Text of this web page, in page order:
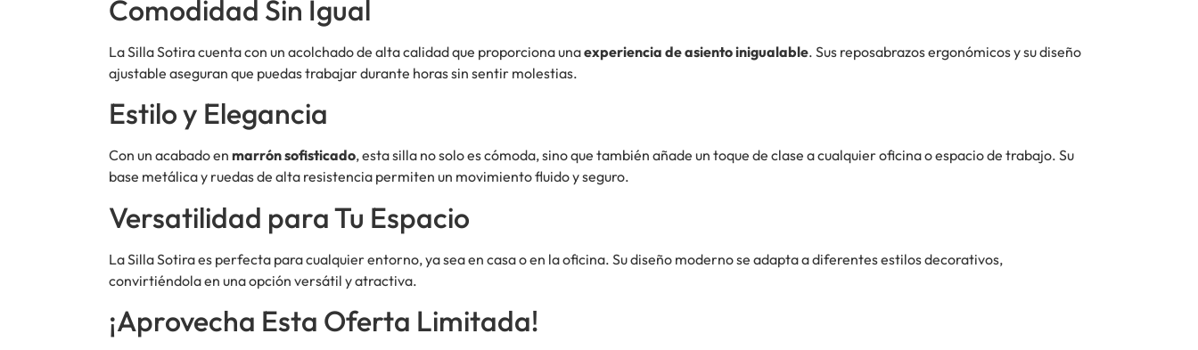
Comodidad Sin Igual
La Silla Sotira cuenta con un acolchado de alta calidad que proporciona unaexperiencia de asiento inigualable. Sus reposabrazos ergonómicos y su diseño
ajustable aseguran que puedas trabajar durante horas sin sentir molestias.
Estilo y Elegancia
Con un acabado en marrón sofisticado, esta silla no solo es cómoda, sino que también añade un toque de clase a cualquier oficina o espacio de trabajo. Su
base metálica y ruedas de alta resistencia permiten un movimiento fluido y seguro.
Versatilidad para Tu Espacio
La Silla Sotira es perfecta para cualquier entorno, ya sea en casa o en la oficina. Su diseño moderno se adapta a diferentes estilos decorativos,
convirtiéndola en una opción versátil y atractiva.
¡Aprovecha Esta Oferta Limitada!